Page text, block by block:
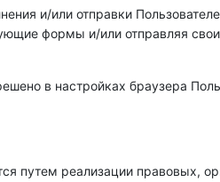
и/или отправки
формы и/или отправляя
в настройках браузера
путем реализации правовых,